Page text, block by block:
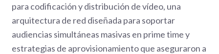
para codificación y distribución de vídeo, una
arquitectura de red diseñada para soportar
audiencias simultáneas masivas en prime time y
estrategias de aprovisionamiento que aseguraron a